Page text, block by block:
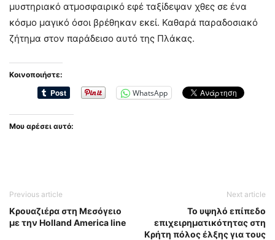
μυστηριακό ατμοσφαιρικό εφέ ταξίδεψαν χθες σε ένα
κόσμο μαγικό όσοι βρέθηκαν εκεί. Καθαρά παραδοσιακό
ζήτημα στον παράδεισο αυτό της Πλάκας.
Κοινοποιήστε:
WhatsApp
Μου αρέσει αυτό:
Previous article
Κρουαζιέρα στη Μεσόγειο
με την Holland America line
Next article
Το υψηλό επίπεδο
επιχειρηματικότητας στη
Κρήτη πόλος έλξης για τους